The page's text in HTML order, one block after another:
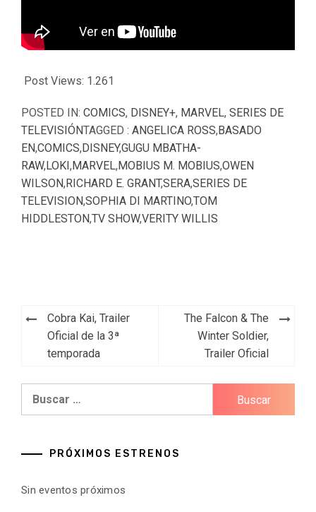
Post Views: 1.261
POSTED IN: COMICS, DISNEY+, MARVEL, SERIES DE
TELEVISIÓNTAGGED : ANGELICA ROSS,BASADO
EN,COMICS,DISNEY,GUGU MBATHA-
RAW,LOKI,MARVEL,MOBIUS M. MOBIUS,OWEN
WILSON,RICHARD E. GRANT,SERA,SERIES DE
TELEVISION,SOPHIA DI MARTINO,TOM
HIDDLESTON,TV SHOW,VERITY WILLIS
Navegación
entradas
Cobra Kai, Trailer
Oficial de la 3ª
temporada
The Falcon & The
Winter Soldier,
Trailer Oficial
PRÓXIMOS ESTRENOS
Sin eventos próximos